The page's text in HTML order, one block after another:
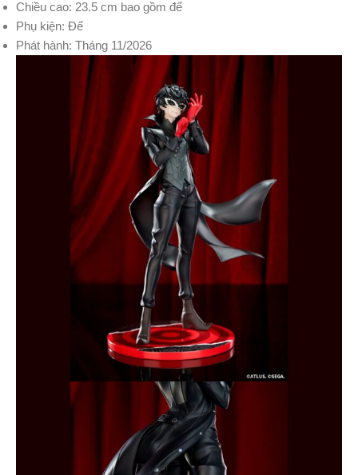
Chiều cao: 23.5 cm bao gồm đế
Phụ kiện: Đế
Phát hành: Tháng 11/2026